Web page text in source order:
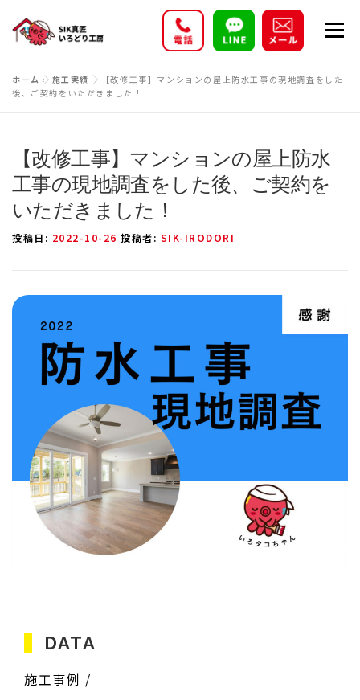
ン
ン
ツ
メニ
施工実績 事業内容 プラン・価格
お客様の声 新着情報 会社概要 採用情報
ホーム » 施工実績 »
【改修工事】マンションの屋上防水工事の現地調査をした
後、ご契約をいただきました！
【改修工事】マンションの屋上防水
工事の現地調査をした後、ご契約を
いただきました！
投稿日: 2022-10-26 投稿者: SIK-IRODORI
DATA
施工事例 /